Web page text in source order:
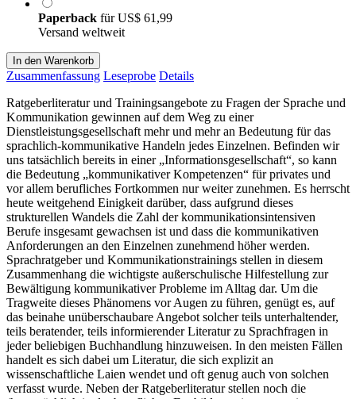
Paperback fürUS$ 61,99
Versand weltweit
In den Warenkorb
Zusammenfassung Leseprobe Details
Ratgeberliteratur und Trainingsangebote zu Fragen der Sprache und
Kommunikation gewinnen auf dem Weg zu einer
Dienstleistungsgesellschaft mehr und mehr an Bedeutung für das
sprachlich-kommunikative Handeln jedes Einzelnen. Befinden wir
uns tatsächlich bereits in einer „Informationsgesellschaft“, so kann
die Bedeutung „kommunikativer Kompetenzen“ für privates und
vor allem berufliches Fortkommen nur weiter zunehmen. Es herrscht
heute weitgehend Einigkeit darüber, dass aufgrund dieses
strukturellen Wandels die Zahl der kommunikationsintensiven
Berufe insgesamt gewachsen ist und dass die kommunikativen
Anforderungen an den Einzelnen zunehmend höher werden.
Sprachratgeber und Kommunikationstrainings stellen in diesem
Zusammenhang die wichtigste außerschulische Hilfestellung zur
Bewältigung kommunikativer Probleme im Alltag dar. Um die
Tragweite dieses Phänomens vor Augen zu führen, genügt es, auf
das beinahe unüberschaubare Angebot solcher teils unterhaltender,
teils beratender, teils informierender Literatur zu Sprachfragen in
jeder beliebigen Buchhandlung hinzuweisen. In den meisten Fällen
handelt es sich dabei um Literatur, die sich explizit an
wissenschaftliche Laien wendet und oft genug auch von solchen
verfasst wurde. Neben der Ratgeberliteratur stellen noch die